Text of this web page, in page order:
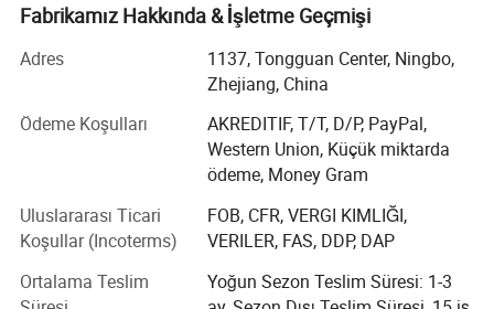
Araba ve kamyon LED aydınlatma ürünlerine
odaklanıyoruz. Tasarım, üretim ve hizmet alanında
güçlüyüz. OEM hizmeti de sağlayabiliriz. 15000
metrekareden fazla fabrika, 4 üretim hattı, tam kapsamlı
ekipman, güçlü AR-GE ekipleri ve 100'den fazla vasıflı
işçiyle ürün ve hizmetlerimiz ABD, Avusturya, Avrupa ve
Aisa'dan müşteriler tarafından onaylanmıştır.
Tüm ürünler ISO9001:2000 onay üretim hatları ile
tamamlanmaktadır ve CE sertifikasına ve E işareti
garantili satış hizmeti ile, iyi bir itibarın keyfini çıkarıyoruz
Fabrikamız Hakkında & İşletme Geçmişi
Adres
1137, Tongguan Center, Ningbo,
Zhejiang, China
Ödeme Koşulları
AKREDITIF, T/T, D/P, PayPal,
Western Union, Küçük miktarda
ödeme, Money Gram
Uluslararası Ticari
Koşullar (Incoterms)
FOB, CFR, VERGI KIMLIĞI,
VERILER, FAS, DDP, DAP
Ortalama Teslim
Yoğun Sezon Teslim Süresi: 1-3